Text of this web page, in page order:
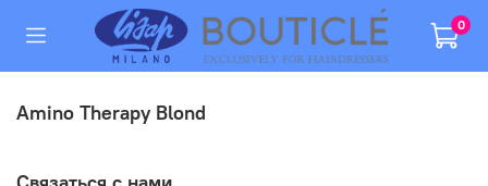
0
Amino Therapy Blond